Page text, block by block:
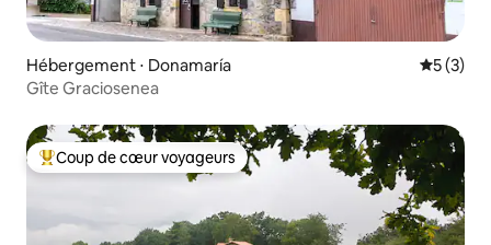
Hébergement ⋅ Donamaría
5 (3)
Gîte Graciosenea
Coups de cœur voyageurs les plus appréciés
Coup de cœur voyageurs